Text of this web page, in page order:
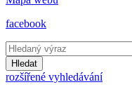
facebook
Hledat
rozšířené vyhledávání